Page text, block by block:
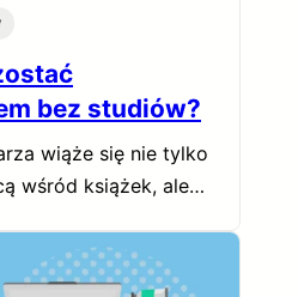
bez studiów?
wiąże się nie tylko
wśród książek, ale…